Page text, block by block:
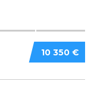
10 350 €